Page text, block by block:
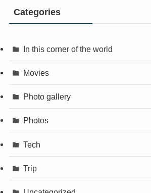
Categories
In this corner of the world
Movies
Photo gallery
Photos
Tech
Trip